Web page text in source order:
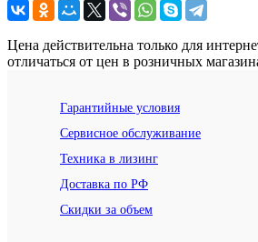
Цена действительна только для
отличаться от цен в розничных
Гарантийные условия
Сервисное обслуживание
Техника в лизинг
Доставка по РФ
Скидки за объем